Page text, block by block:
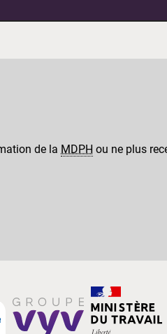
de la MDPH ou ne plus